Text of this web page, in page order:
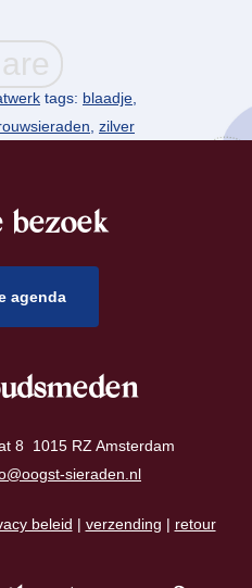
tags: blaadje,
, zilver
bezoek
agenda
8 1015 RZ Amsterdam
sieraden.nl
beleid | verzending | retour